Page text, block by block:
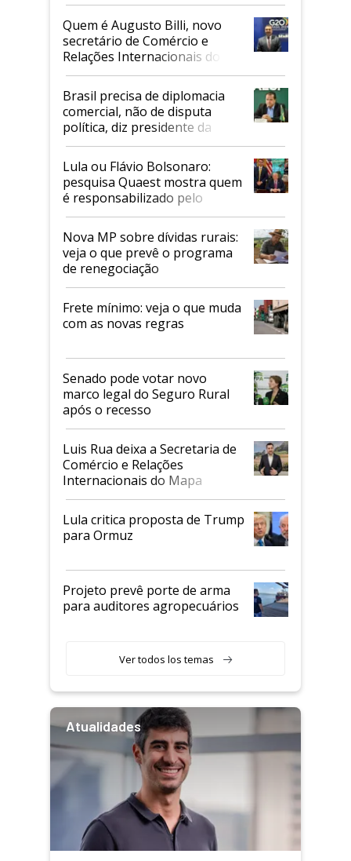
Quem é Augusto Billi, novo
secretário de Comércio e
Relações Internacionais do
Mapa
Brasil precisa de diplomacia
comercial, não de disputa
política, diz presidente da
Faesp
Lula ou Flávio Bolsonaro:
pesquisa Quaest mostra quem
é responsabilizado pelo
tarifaço dos EUA
Nova MP sobre dívidas rurais:
veja o que prevê o programa
de renegociação
Frete mínimo: veja o que muda
com as novas regras
Senado pode votar novo
marco legal do Seguro Rural
após o recesso
Luis Rua deixa a Secretaria de
Comércio e Relações
Internacionais do Mapa
Lula critica proposta de Trump
para Ormuz
Projeto prevê porte de arma
para auditores agropecuários
Ver todos los temas
Atualidades